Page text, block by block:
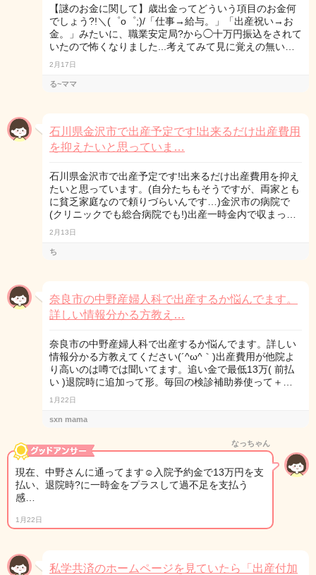
【謎のお金に関して】歳出金ってどういう項目のお金何
でしょう?!＼(゜o゜;)/「仕事→給与。」「出産祝い→お
金。」みたいに、職業安定局?から◯十万円振込をされて
いたので怖くなりました...考えてみて見に覚えの無い…
2月17日
る~ママ
石川県金沢市で出産予定です!出来るだけ出産費用
を抑えたいと思っていま…
石川県金沢市で出産予定です!出来るだけ出産費用を抑え
たいと思っています。(自分たちもそうですが、両家とも
に貧乏家庭なので頼りづらいんです…)金沢市の病院で
(クリニックでも総合病院でも!)出産一時金内で収まっ…
2月13日
ち
奈良市の中野産婦人科で出産するか悩んでます。
詳しい情報分かる方教え…
奈良市の中野産婦人科で出産するか悩んでます。詳しい
情報分かる方教えてください(´^ω^｀)出産費用が他院よ
り高いのは噂では聞いてます。追い金で最低13万( 前払
い )退院時に追加って形。毎回の検診補助券使って＋…
1月22日
sxn mama
なっちゃん
現在、中野さんに通ってます☺入院予約金で13万円を支
払い、退院時?に一時金をプラスして過不足を支払う
感…
1月22日
私学共済のホームページを見ていたら「出産付加